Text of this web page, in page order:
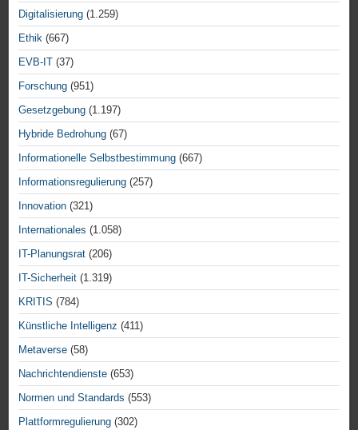
Digitalisierung (1.259)
Ethik (667)
EVB-IT (37)
Forschung (951)
Gesetzgebung (1.197)
Hybride Bedrohung (67)
Informationelle Selbstbestimmung (667)
Informationsregulierung (257)
Innovation (321)
Internationales (1.058)
IT-Planungsrat (206)
IT-Sicherheit (1.319)
KRITIS (784)
Künstliche Intelligenz (411)
Metaverse (58)
Nachrichtendienste (653)
Normen und Standards (553)
Plattformregulierung (302)